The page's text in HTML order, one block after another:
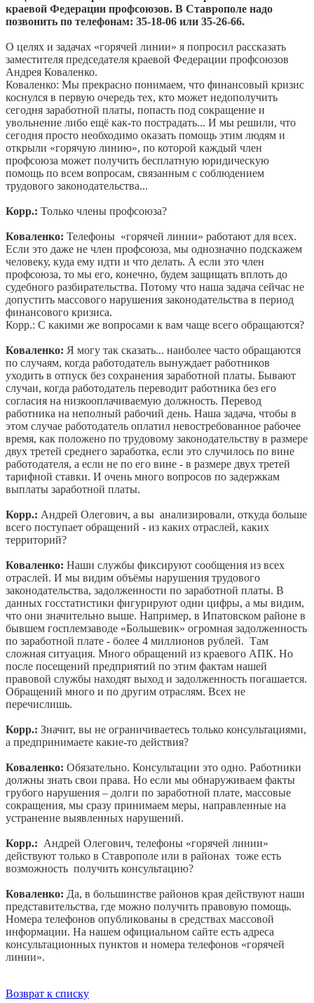
краевой Федерации профсоюзов. В Ставрополе надо
позвонить по телефонам: 35-18-06 или 35-26-66.
О целях и задачах «горячей линии» я попросил рассказать
заместителя председателя краевой Федерации профсоюзов
Андрея Коваленко.
Коваленко: Мы прекрасно понимаем, что финансовый кризис
коснулся в первую очередь тех, кто может недополучить
сегодня заработной платы, попасть под сокращение и
увольнение либо ещё как-то пострадать... И мы решили, что
сегодня просто необходимо оказать помощь этим людям и
открыли «горячую линию», по которой каждый член
профсоюза может получить бесплатную юридическую
помощь по всем вопросам, связанным с соблюдением
трудового законодательства...
Корр.: Только члены профсоюза?
Коваленко: Телефоны «горячей линии» работают для всех.
Если это даже не член профсоюза, мы однозначно подскажем
человеку, куда ему идти и что делать. А если это член
профсоюза, то мы его, конечно, будем защищать вплоть до
судебного разбирательства. Потому что наша задача сейчас не
допустить массового нарушения законодательства в период
финансового кризиса.
Корр.: С какими же вопросами к вам чаще всего обращаются?
Коваленко: Я могу так сказать... наиболее часто обращаются
по случаям, когда работодатель вынуждает работников
уходить в отпуск без сохранения заработной платы. Бывают
случаи, когда работодатель переводит работника без его
согласия на низкооплачиваемую должность. Перевод
работника на неполный рабочий день. Наша задача, чтобы в
этом случае работодатель оплатил невостребованное рабочее
время, как положено по трудовому законодательству в размере
двух третей среднего заработка, если это случилось по вине
работодателя, а если не по его вине - в размере двух третей
тарифной ставки. И очень много вопросов по задержкам
выплаты заработной платы.
Корр.: Андрей Олегович, а вы анализировали, откуда больше
всего поступает обращений - из каких отраслей, каких
территорий?
Коваленко: Наши службы фиксируют сообщения из всех
отраслей. И мы видим объёмы нарушения трудового
законодательства, задолженности по заработной платы. В
данных госстатистики фигурируют одни цифры, а мы видим,
что они значительно выше. Например, в Ипатовском районе в
бывшем госплемзаводе «Большевик» огромная задолженность
по заработной плате - более 4 миллионов рублей. Там
сложная ситуация. Много обращений из краевого АПК. Но
после посещений предприятий по этим фактам нашей
правовой службы находят выход и задолженность погашается.
Обращений много и по другим отраслям. Всех не
перечислишь.
Корр.: Значит, вы не ограничиваетесь только консультациями,
а предпринимаете какие-то действия?
Коваленко: Обязательно. Консультации это одно. Работники
должны знать свои права. Но если мы обнаруживаем факты
грубого нарушения – долги по заработной плате, массовые
сокращения, мы сразу принимаем меры, направленные на
устранение выявленных нарушений.
Корр.: Андрей Олегович, телефоны «горячей линии»
действуют только в Ставрополе или в районах тоже есть
возможность получить консультацию?
Коваленко: Да, в большинстве районов края действуют наши
представительства, где можно получить правовую помощь.
Номера телефонов опубликованы в средствах массовой
информации. На нашем официальном сайте есть адреса
консультационных пунктов и номера телефонов «горячей
линии».
Возврат к списку